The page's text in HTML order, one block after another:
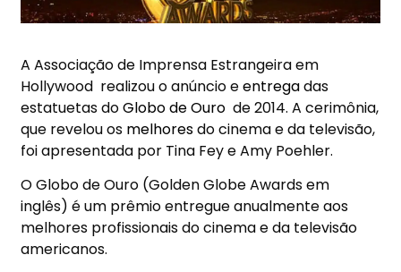
AAssociação de Imprensa Estrangeira em
Hollywood realizou o anúncio eentregadas
estatuetas doGlobo de Ouro de 2014. A cerimônia,
que revelou os melhoresdo cinema e da televisão,
foi apresentada por Tina FeyeAmy Poehler.
O Globo de Ouro (Golden Globe Awards em
inglês) é um prêmio entregue anualmente aos
melhores profissionais do cinema e da televisão
americanos.